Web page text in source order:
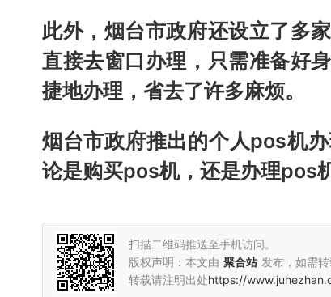
此外，烟台市政府还设立了多
直接去窗口办理，只需准备好
捷地办理，省去了许多麻烦。
烟台市政府推出的个人pos机
论是购买pos机，还是办理pos
扫描二维码推送至手机访问。
版权声明：本文由 聚合站 发布，如需转
转载请注明出处https://